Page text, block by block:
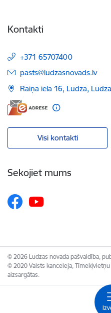
Kontakti
+371 65707400
E-pasts:
pasts@ludzasnovads.lv
Raiņa iela 16, Ludza,
Visi kontakti
Sekojiet mums
© 2026 Ludzas novada pašvaldība,
© 2020 Valsts kanceleja,
aizsargātas.